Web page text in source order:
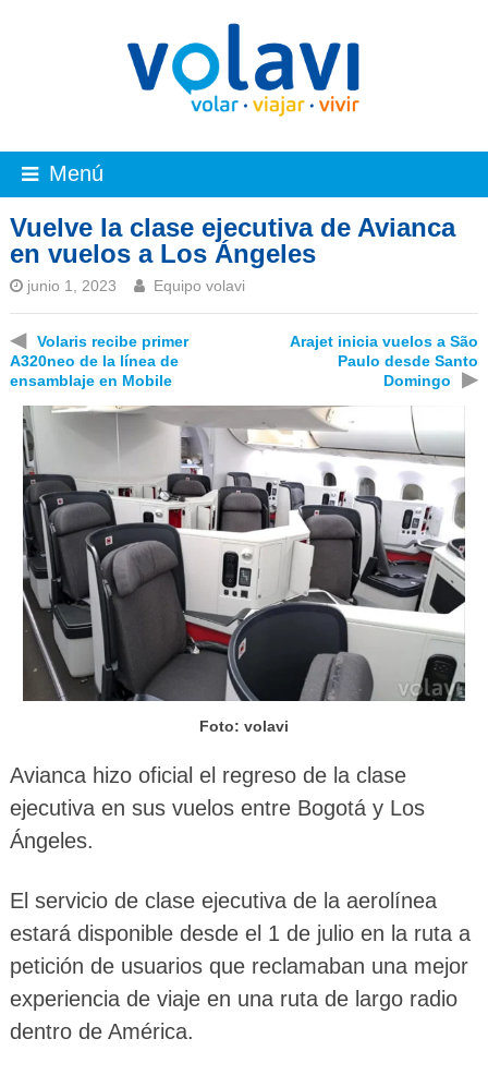
Menú
Vuelve la clase ejecutiva de Avianca
en vuelos a Los Ángeles
junio 1, 2023 Equipo volavi
◀
Volaris recibe primer
A320neo de la línea de
ensamblaje en Mobile
Arajet inicia vuelos a São
Paulo desde Santo
Domingo
▶
Foto: volavi
Avianca hizo oficial el regreso de la clase
ejecutiva en sus vuelos entre Bogotá y Los
Ángeles.
El servicio de clase ejecutiva de la aerolínea
estará disponible desde el 1 de julio en la ruta a
petición de usuarios que reclamaban una mejor
experiencia de viaje en una ruta de largo radio
dentro de América.